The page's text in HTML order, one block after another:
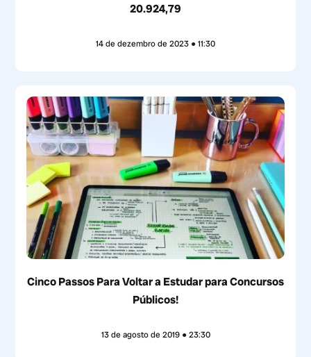
20.924,79
14 de dezembro de 2023 11:30
Cinco Passos Para Voltar a Estudar para Concursos
Públicos!
13 de agosto de 2019 23:30